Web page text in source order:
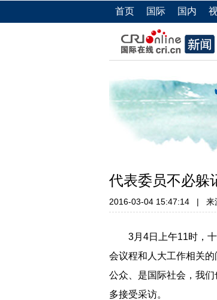
首页 国际 国内
代表委员不必躲
2016-03-04 15:47:14 | 来
3月4日上午11时，十
会议程和人大工作相关
公众、是国际社会，我
多接受采访。